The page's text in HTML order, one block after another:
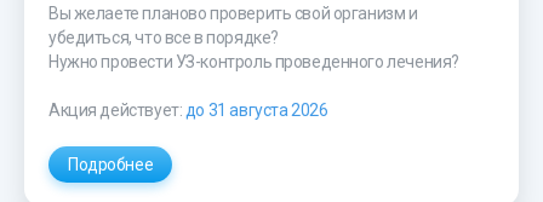
Вы желаете планово проверить свой организм и
убедиться, что все в порядке?
Нужно провести УЗ-контроль проведенного лечения?
Акция действует: до 31 августа 2026
Подробнее